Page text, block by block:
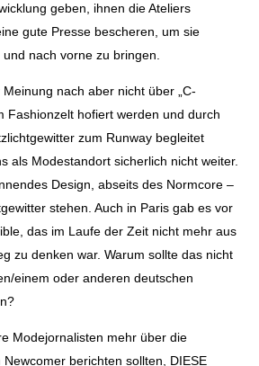
geben, ihnen die Ateliers
gute Presse bescheren, um sie
nach vorne zu bringen.
nach aber nicht über „C-
Fashionzelt hofiert werden und durch
zum Runway begleitet
als Modestandort sicherlich nicht weiter.
Design, abseits des Normcore –
stehen. Auch in Paris gab es vor
das im Laufe der Zeit nicht mehr aus
zu denken war. Warum sollte das nicht
einem oder anderen deutschen
Modejornalisten mehr über die
berichten sollten, DIESE